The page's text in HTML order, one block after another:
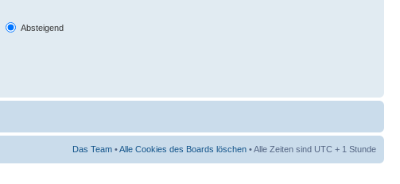
Absteigend
Das Team •Alle Cookies des Boards löschen • Alle Zeiten sind UTC + 1 Stunde